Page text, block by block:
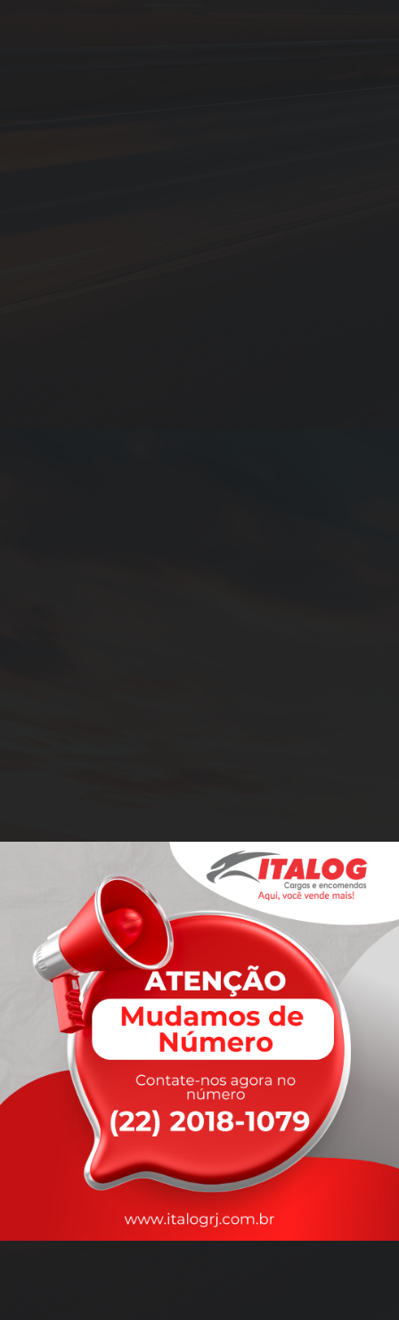
rapidez
que você precisa,
com a qualidade que vocêmerece.
Nossos motoristas são treinados para garantir a máxima
durante o transporte, com rastreamento em tempo real.